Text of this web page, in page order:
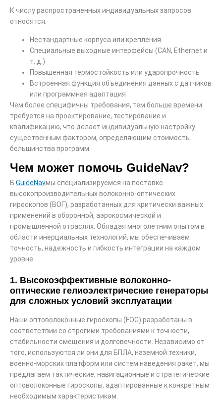
К числу распространенных индивидуальных запросов
относятся:
Нестандартные корпуса или крепления
Специальные выходные интерфейсы (CAN, Ethernet и
т. д.)
Повышенная термостойкость или ударопрочность
Встроенная функция объединения данных с датчиков
или программная адаптация
Чем более специфичны требования, тем больше времени
требуется на проектирование, тестирование и
квалификацию, что делает индивидуальную настройку
существенным фактором, определяющим стоимость
большинства программ.
Чем может помочь GuideNav?
В GuideNavмы специализируемся на поставке
высокопроизводительных волоконно-оптических
гироскопов (ВОГ), разработанных для критически важных
применений в оборонной, аэрокосмической и
промышленной отраслях. Обладая многолетним опытом в
области инерциальных технологий, мы обеспечиваем
точность, надежность и гибкость интеграции на каждом
уровне.
1. Высокоэффективные волоконно-
оптические гелиоэлектрические генераторы
для сложных условий эксплуатации
Наши оптоволоконные гироскопы (FOG) разработаны в
соответствии со строгими требованиями к точности,
стабильности смещения и долговечности. Независимо от
того, используются ли они для БПЛА, наземной техники,
военно-морских платформ или систем наведения ракет, мы
предлагаем тактические, навигационные и стратегические
оптоволоконные гироскопы, адаптированные к конкретным
необходимым характеристикам.